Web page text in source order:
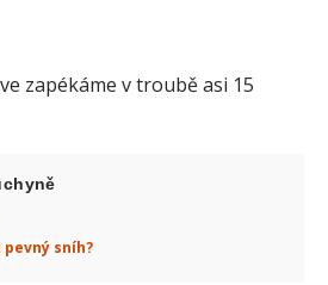
zapékáme v troubě asi 15
sníh?